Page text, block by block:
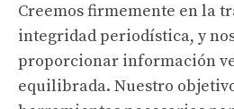
Creemos firmemente en la
integridad periodística, y
proporcionar información
equilibrada. Nuestro